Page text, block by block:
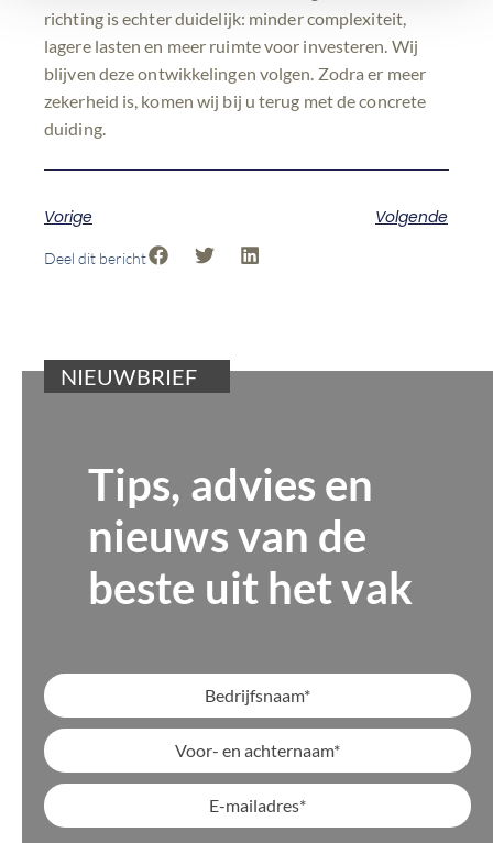
richting is echter duidelijk: minder complexiteit,
lagere lasten en meer ruimte voor investeren. Wij
blijven deze ontwikkelingen volgen. Zodra er meer
zekerheid is, komen wij bij u terug met de concrete
duiding.
Vorige Volgende
Deel dit bericht
NIEUWBRIEF
Tips, advies en
nieuws van de
beste uit het vak